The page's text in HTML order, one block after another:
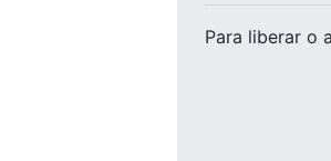
Para liberar o